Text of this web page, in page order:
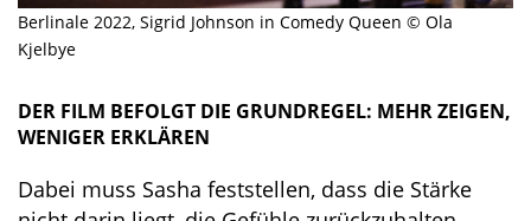
Berlinale 2022, Sigrid Johnson in Comedy Queen © Ola
Kjelbye
DER FILM BEFOLGT DIE GRUNDREGEL: MEHR ZEIGEN,
WENIGER ERKLÄREN
Dabei muss Sasha feststellen, dass die Stärke